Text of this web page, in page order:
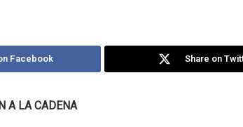
Facebook Share on
A LA CADENA